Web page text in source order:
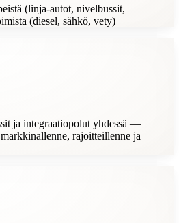
(linja-autot, nivelbussit,
(diesel, sähkö, vety)
ja integraatiopolut yhdessä —
rajoitteillenne ja